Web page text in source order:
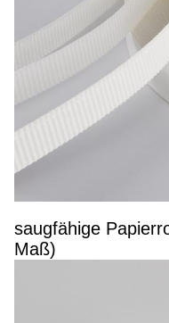
saugfähige
Maß)